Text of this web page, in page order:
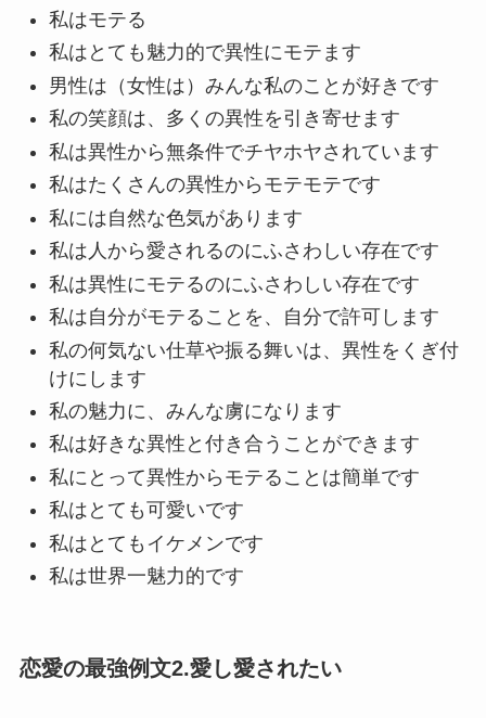
私はモテる
私はとても魅力的で異性にモテます
男性は（女性は）みんな私のことが好きです
私の笑顔は、多くの異性を引き寄せます
私は異性から無条件でチヤホヤされています
私はたくさんの異性からモテモテです
私には自然な色気があります
私は人から愛されるのにふさわしい存在です
私は異性にモテるのにふさわしい存在です
私は自分がモテることを、自分で許可します
私の何気ない仕草や振る舞いは、異性をくぎ付
けにします
私の魅力に、みんな虜になります
私は好きな異性と付き合うことができます
私にとって異性からモテることは簡単です
私はとても可愛いです
私はとてもイケメンです
私は世界一魅力的です
恋愛の最強例文2.愛し愛されたい